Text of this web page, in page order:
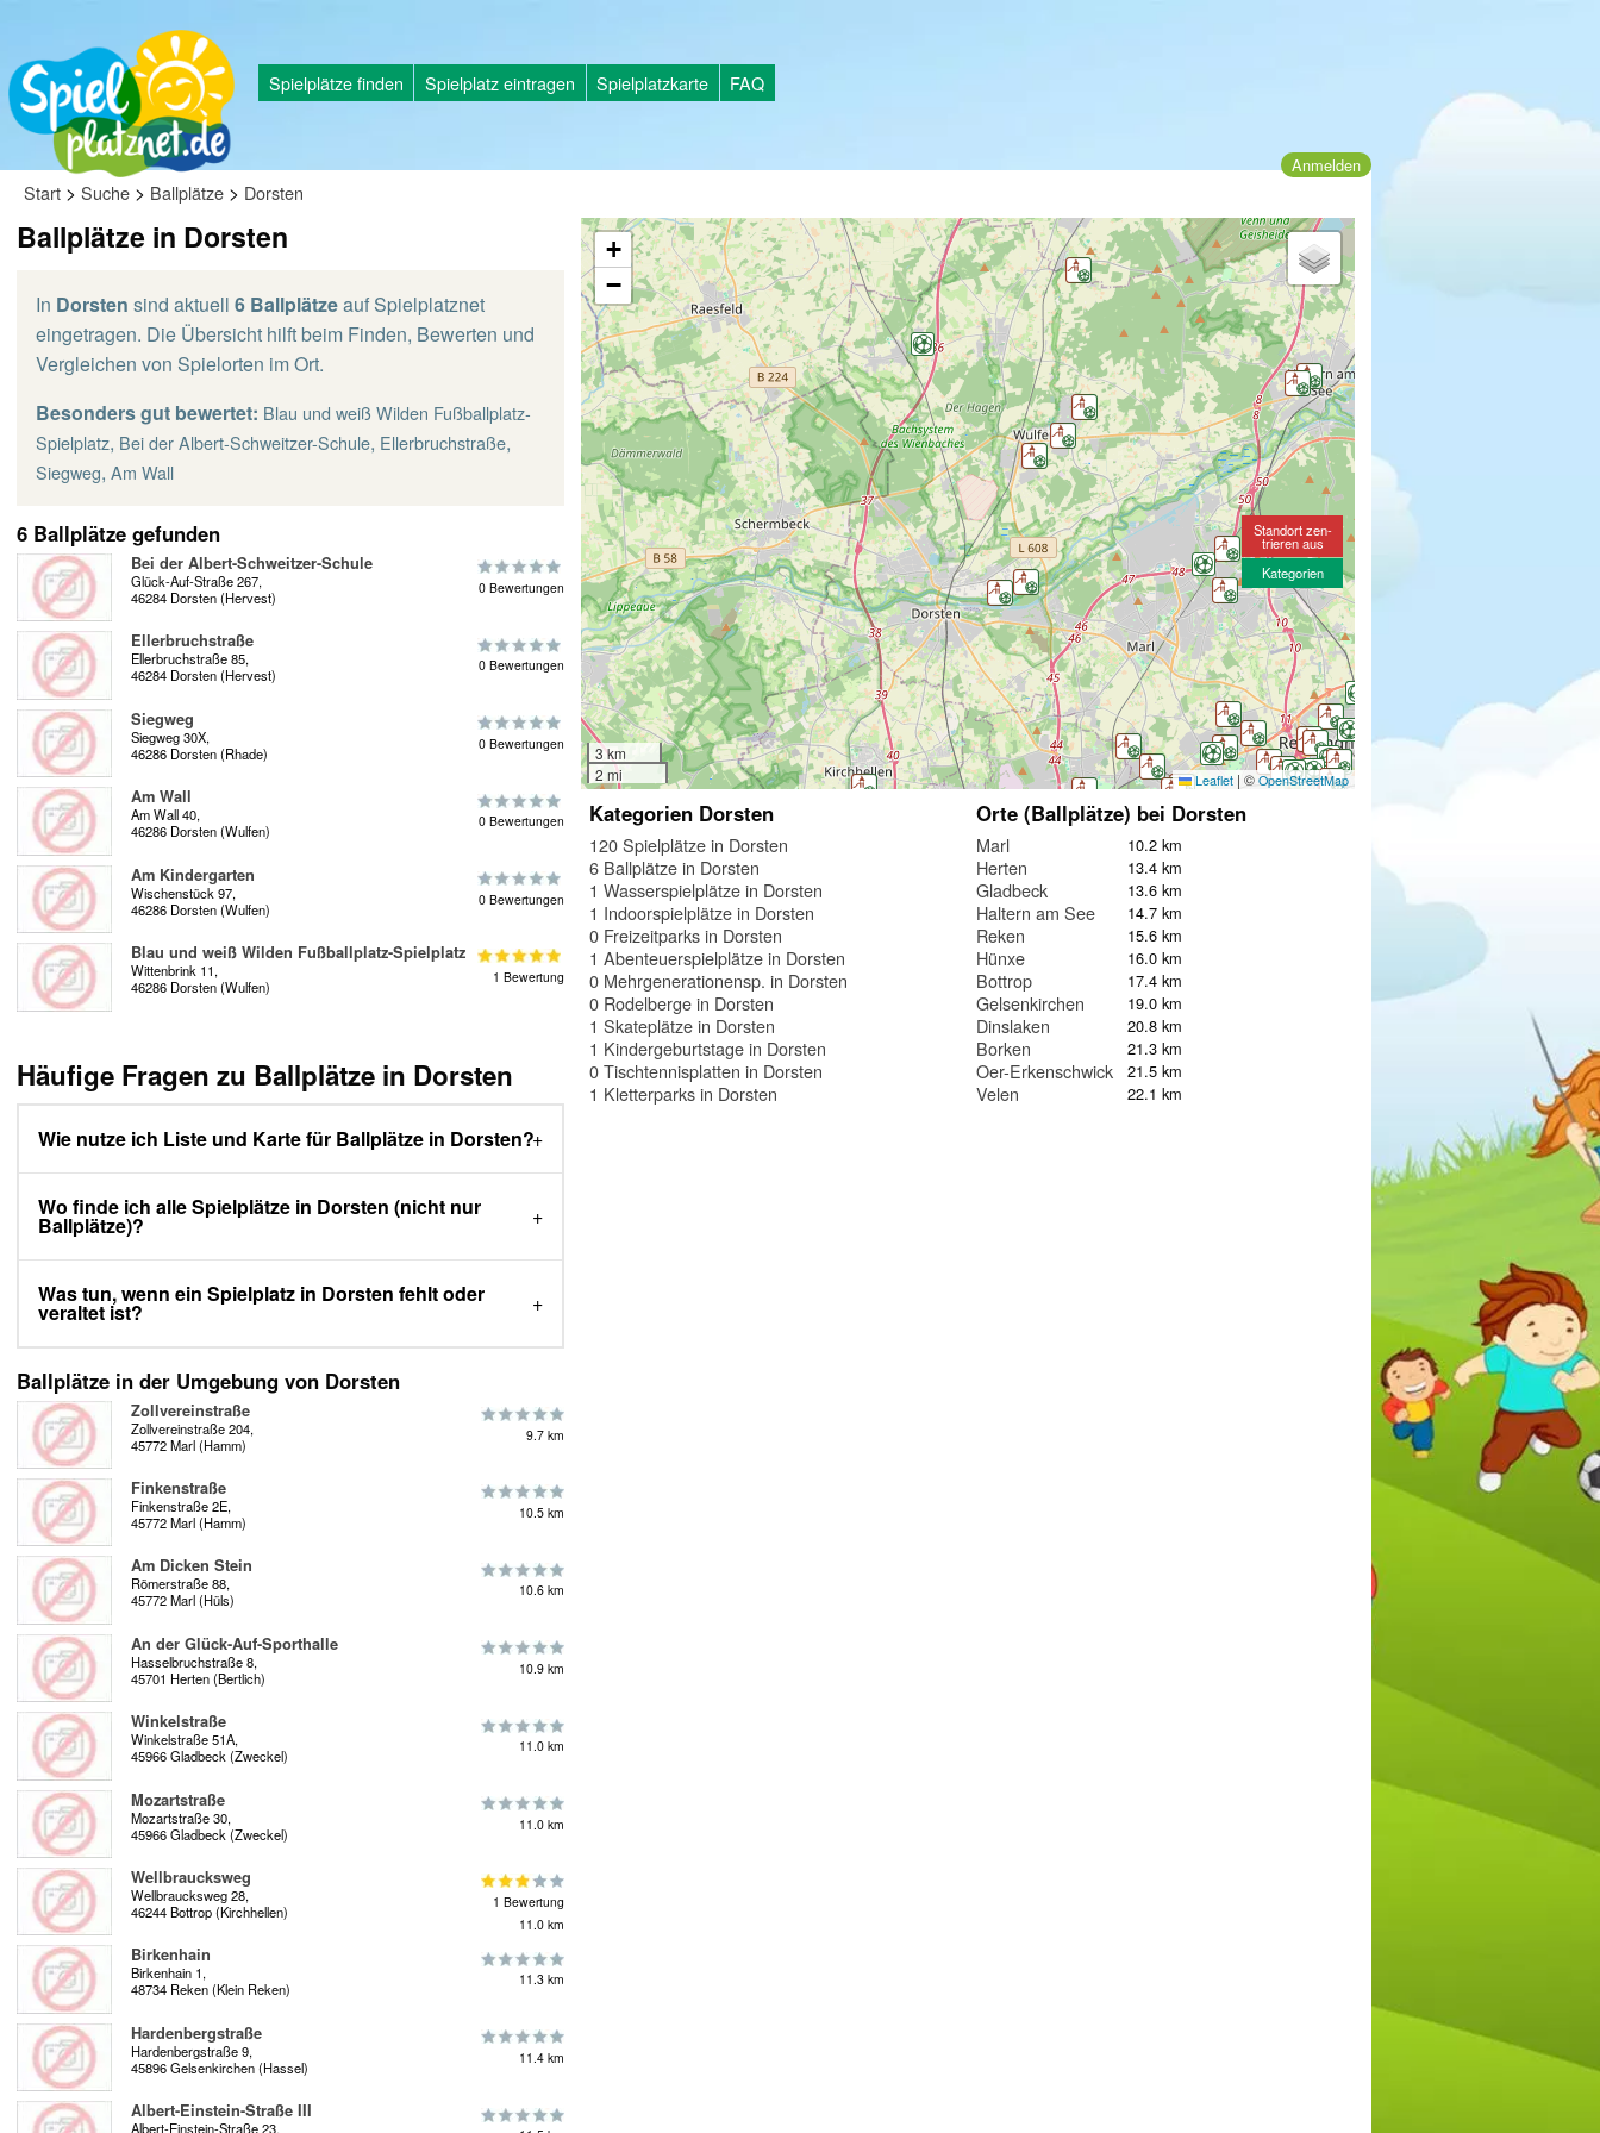
Spielplätze finden Spielplatz eintragen Spielplatzkarte FAQ
Anmelden
Start > Suche > Ballplätze > Dorsten
Ballplätze in Dorsten
In Dorsten sind aktuell 6 Ballplätzeauf Spielplatznet
eingetragen. Die Übersicht hilft beim Finden, Bewerten und
Vergleichen von Spielorten im Ort.
Besonders gut bewertet: Blau und weiß Wilden Fußballplatz-
Spielplatz, Bei der Albert-Schweitzer-Schule, Ellerbruchstraße,
Siegweg, Am Wall
6 Ballplätze gefunden
Bei der Albert-Schweitzer-Schule
Glück-Auf-Straße 267,
46284 Dorsten (Hervest)
0 Bewertungen
Ellerbruchstraße
Ellerbruchstraße 85,
46284 Dorsten (Hervest)
0 Bewertungen
Siegweg
Siegweg 30X,
46286 Dorsten (Rhade)
0 Bewertungen
Am Wall
Am Wall 40,
46286 Dorsten (Wulfen)
0 Bewertungen
Am Kindergarten
Wischenstück 97,
46286 Dorsten (Wulfen)
0 Bewertungen
Blau und weiß Wilden Fußballplatz-Spielplatz
Wittenbrink 11,
46286 Dorsten (Wulfen)
1 Bewertung
Häufige Fragen zu Ballplätze in Dorsten
Wie nutze ich Liste und Karte für Ballplätze in Dorsten?
Wo finde ich alle Spielplätze in Dorsten (nicht nur
Ballplätze)?
Was tun, wenn ein Spielplatz in Dorsten fehlt oder
veraltet ist?
Ballplätze in der Umgebung von Dorsten
Zollvereinstraße
Zollvereinstraße 204,
45772 Marl (Hamm)
9.7 km
Finkenstraße
Finkenstraße 2E,
45772 Marl (Hamm)
10.5 km
Am Dicken Stein
Römerstraße 88,
45772 Marl (Hüls)
10.6 km
An der Glück-Auf-Sporthalle
Hasselbruchstraße 8,
45701 Herten (Bertlich)
10.9 km
Winkelstraße
Winkelstraße 51A,
45966 Gladbeck (Zweckel)
11.0 km
Mozartstraße
Mozartstraße 30,
45966 Gladbeck (Zweckel)
11.0 km
Wellbraucksweg
Wellbraucksweg 28,
46244 Bottrop (Kirchhellen)
1 Bewertung
11.0 km
Birkenhain
Birkenhain 1,
48734 Reken (Klein Reken)
11.3 km
Hardenbergstraße
Hardenbergstraße 9,
45896 Gelsenkirchen (Hassel)
11.4 km
Albert-Einstein-Straße III
Albert-Einstein-Straße 23,
+
−
3 km
2 mi
Leaflet | ©OpenStreetMap
Standort zen-
trieren aus
Kategorien
Kategorien Dorsten
120 Spielplätze in Dorsten
6 Ballplätze in Dorsten
1 Wasserspielplätze in Dorsten
1 Indoorspielplätze in Dorsten
0 Freizeitparks in Dorsten
1 Abenteuerspielplätze in Dorsten
0 Mehrgenerationensp. in Dorsten
0 Rodelberge in Dorsten
1 Skateplätze in Dorsten
1 Kindergeburtstage in Dorsten
0 Tischtennisplatten in Dorsten
1 Kletterparks in Dorsten
Orte (Ballplätze) bei Dorsten
Marl 10.2 km
Herten 13.4 km
Gladbeck 13.6 km
Haltern am See 14.7 km
Reken 15.6 km
Hünxe 16.0 km
Bottrop 17.4 km
Gelsenkirchen 19.0 km
Dinslaken 20.8 km
Borken 21.3 km
Oer-Erkenschwick 21.5 km
Velen 22.1 km